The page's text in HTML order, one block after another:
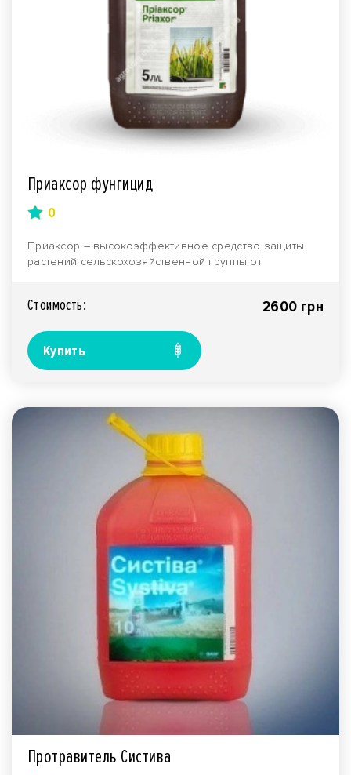
Приаксор фунгицид
0
Приаксор – высокоэффективное средство защиты
растений сельскохозяйственной группы от
Стоимость: 2600 грн
Купить
Протравитель Систива